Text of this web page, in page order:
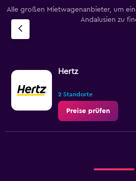
Alle großen Mietwagenanbieter, um
Andalusien zu
Hertz
2 Standorte
Preise prüfen